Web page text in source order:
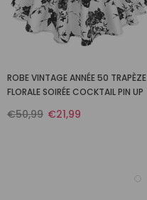
ROBE VINTAGE ANNÉE 50 TRAPÈZE
FLORALE SOIRÉE COCKTAIL PIN UP
€50,99 €21,99